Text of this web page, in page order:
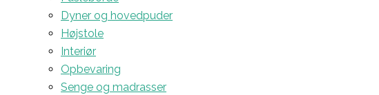
Dyner og hovedpuder
Højstole
Interiør
Opbevaring
Senge og madrasser